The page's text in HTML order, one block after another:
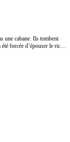
une cabane. Ils tombent
forcée d’épouser le riche